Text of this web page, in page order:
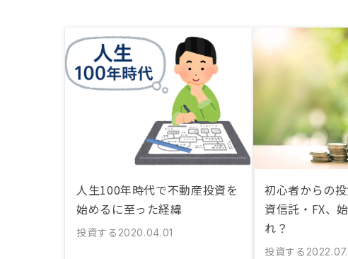
人生100年時代で不動産投資を
始めるに至った経緯
投資する 2020.04.01
初心者からの
資信託・FX、
れ？
投資する